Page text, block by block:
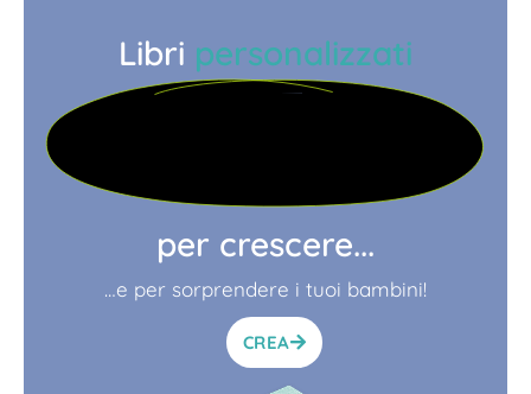
Libri personalizzati
per crescere...
…e per sorprendere i tuoi bambini!
CREA